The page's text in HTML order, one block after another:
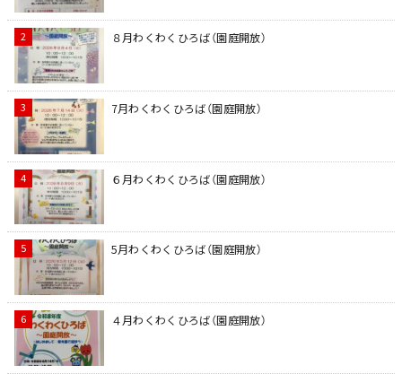
８月わくわくひろば（園庭開放）
7月わくわくひろば（園庭開放）
６月わくわくひろば（園庭開放）
5月わくわくひろば（園庭開放）
４月わくわくひろば（園庭開放）